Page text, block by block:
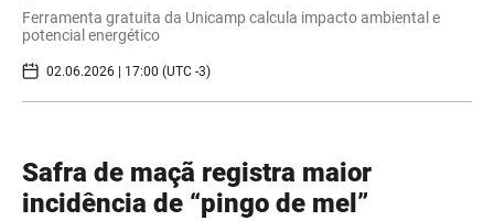
Ferramenta gratuita da Unicamp calcula impacto ambiental e
potencial energético
02.06.2026 | 17:00 (UTC -3)
Safra de maçã registra maior
incidência de “pingo de mel”